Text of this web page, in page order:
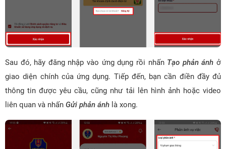
Sau đó, hãy đăng nhập vào ứng dụng rồi nhấn Tạo phản ánh ở
giao diện chính của ứng dụng. Tiếp đến, bạn cần điền đầy đủ
thông tin được yêu cầu, cũng như tải lên hình ảnh hoặc video
liên quan và nhấn Gửi phản ánh là xong.